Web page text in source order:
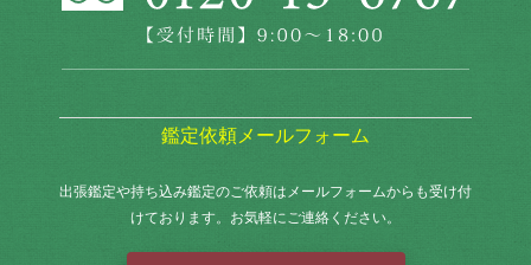
鑑定依頼メールフォーム
出張鑑定や持ち込み鑑定のご依頼はメールフォームからも受け付
けております。お気軽にご連絡ください。